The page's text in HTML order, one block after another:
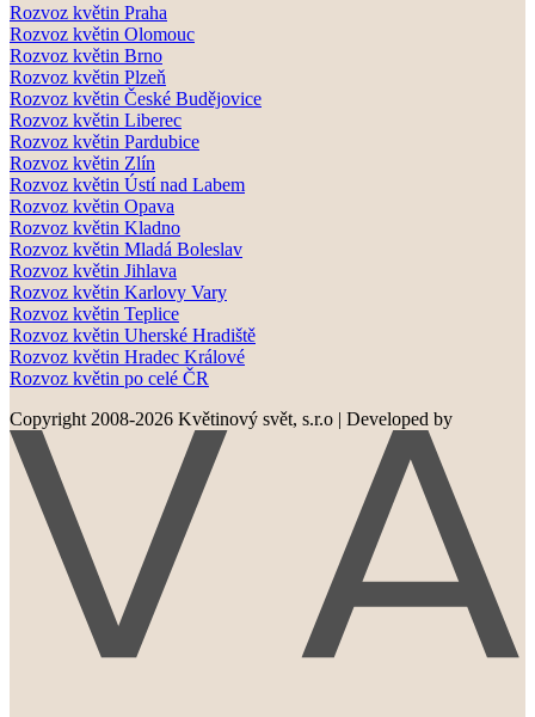
Rozvoz květin Praha
Rozvoz květin Olomouc
Rozvoz květin Brno
Rozvoz květin Plzeň
Rozvoz květin České Budějovice
Rozvoz květin Liberec
Rozvoz květin Pardubice
Rozvoz květin Zlín
Rozvoz květin Ústí nad Labem
Rozvoz květin Opava
Rozvoz květin Kladno
Rozvoz květin Mladá Boleslav
Rozvoz květin Jihlava
Rozvoz květin Karlovy Vary
Rozvoz květin Teplice
Rozvoz květin Uherské Hradiště
Rozvoz květin Hradec Králové
Rozvoz květin po celé ČR
Copyright 2008-2026 Květinový svět, s.r.o | Developed by